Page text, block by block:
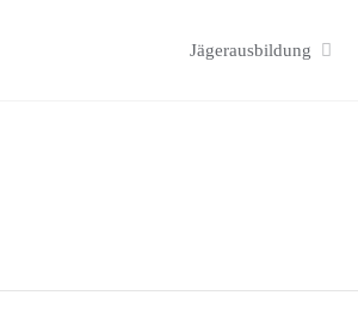
Jägerausbildung